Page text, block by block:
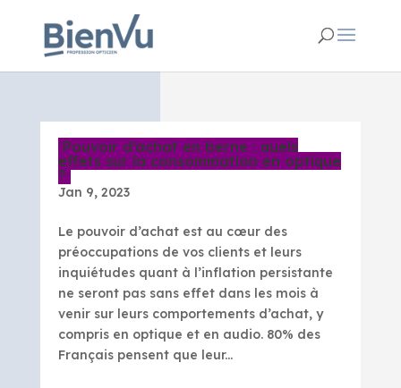
Pouvoir d’achat en berne : quels
effets sur la consommation en optique
?
Jan 9, 2023
Le pouvoir d’achat est au cœur des
préoccupations de vos clients et leurs
inquiétudes quant à l’inflation persistante
ne seront pas sans effet dans les mois à
venir sur leurs comportements d’achat, y
compris en optique et en audio. 80% des
Français pensent que leur...